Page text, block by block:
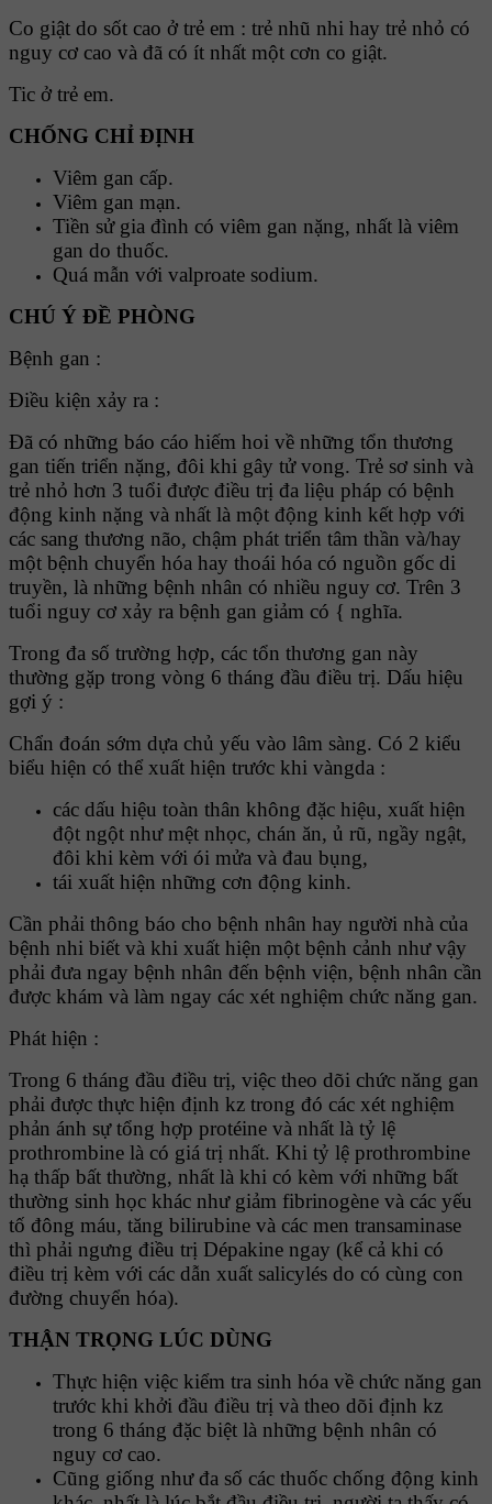
Co giật do sốt cao ở trẻ em : trẻ nhũ nhi hay trẻ nhỏ có
nguy cơ cao và đã có ít nhất một cơn co giật.
Tic ở trẻ em.
CHỐNG CHỈ ĐỊNH
Viêm gan cấp.
Viêm gan mạn.
Tiền sử gia đình có viêm gan nặng, nhất là viêm
gan do thuốc.
Quá mẫn với valproate sodium.
CHÚ Ý ĐỀ PHÒNG
Bệnh gan :
Điều kiện xảy ra :
Đã có những báo cáo hiếm hoi về những tổn thương
gan tiến triển nặng, đôi khi gây tử vong. Trẻ sơ sinh và
trẻ nhỏ hơn 3 tuổi được điều trị đa liệu pháp có bệnh
động kinh nặng và nhất là một động kinh kết hợp với
các sang thương não, chậm phát triển tâm thần và/hay
một bệnh chuyển hóa hay thoái hóa có nguồn gốc di
truyền, là những bệnh nhân có nhiều nguy cơ. Trên 3
tuổi nguy cơ xảy ra bệnh gan giảm có { nghĩa.
Trong đa số trường hợp, các tổn thương gan này
thường gặp trong vòng 6 tháng đầu điều trị. Dấu hiệu
gợi ý :
Chẩn đoán sớm dựa chủ yếu vào lâm sàng. Có 2 kiểu
biểu hiện có thể xuất hiện trước khi vàngda :
các dấu hiệu toàn thân không đặc hiệu, xuất hiện
đột ngột như mệt nhọc, chán ăn, ủ rũ, ngầy ngật,
đôi khi kèm với ói mửa và đau bụng,
tái xuất hiện những cơn động kinh.
Cần phải thông báo cho bệnh nhân hay người nhà của
bệnh nhi biết và khi xuất hiện một bệnh cảnh như vậy
phải đưa ngay bệnh nhân đến bệnh viện, bệnh nhân cần
được khám và làm ngay các xét nghiệm chức năng gan.
Phát hiện :
Trong 6 tháng đầu điều trị, việc theo dõi chức năng gan
phải được thực hiện định kz trong đó các xét nghiệm
phản ánh sự tổng hợp protéine và nhất là tỷ lệ
prothrombine là có giá trị nhất. Khi tỷ lệ prothrombine
hạ thấp bất thường, nhất là khi có kèm với những bất
thường sinh học khác như giảm fibrinogène và các yếu
tố đông máu, tăng bilirubine và các men transaminase
thì phải ngưng điều trị Dépakine ngay (kể cả khi có
điều trị kèm với các dẫn xuất salicylés do có cùng con
đường chuyển hóa).
THẬN TRỌNG LÚC DÙNG
Thực hiện việc kiểm tra sinh hóa về chức năng gan
trước khi khởi đầu điều trị và theo dõi định kz
trong 6 tháng đặc biệt là những bệnh nhân có
nguy cơ cao.
Cũng giống như đa số các thuốc chống động kinh